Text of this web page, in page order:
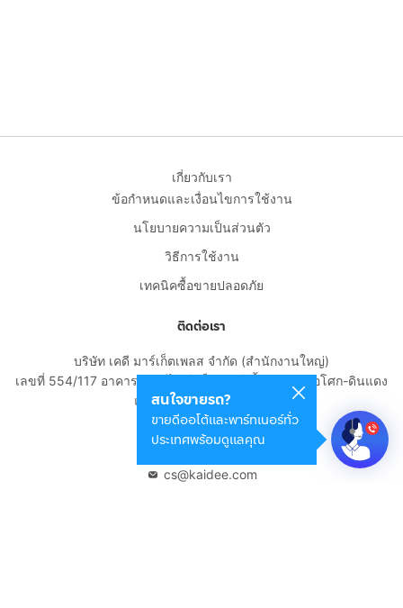
สนใจขายรถ?
ขายดีออโต้และพาร์ทเนอร์ทั่ว
ประเทศพร้อมดูแลคุณ
เกี่ยวกับเรา
ข้อกำหนดและเงื่อนไขการใช้งาน
นโยบายความเป็นส่วนตัว
วิธีการใช้งาน
เทคนิคซื้อขายปลอดภัย
ติดต่อเรา
บริษัท เคดี มาร์เก็ตเพลส จำกัด (สำนักงานใหญ่)
เลขที่ 554/117 อาคารสกายไนน์ เซ็นเตอร์ ชั้น 22 ถนนอโศก-ดินแดง
แขวงดินแดง เขตดินแดง
กรุงเทพมหานคร 10400
cs@kaidee.com